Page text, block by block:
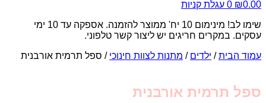
₪0.00
0 עגלת קניות
שימו לב! מינימום 10 יח' ממוצר להזמנה. אספקה עד 10 ימי
עסקים. במקרים חריגים יש ליצור קשר טלפוני.
עמוד הבית/ ילדים / מתנות לצוות חינוכי / ספל תרמית אורבנית
ספל תרמית אורבנית